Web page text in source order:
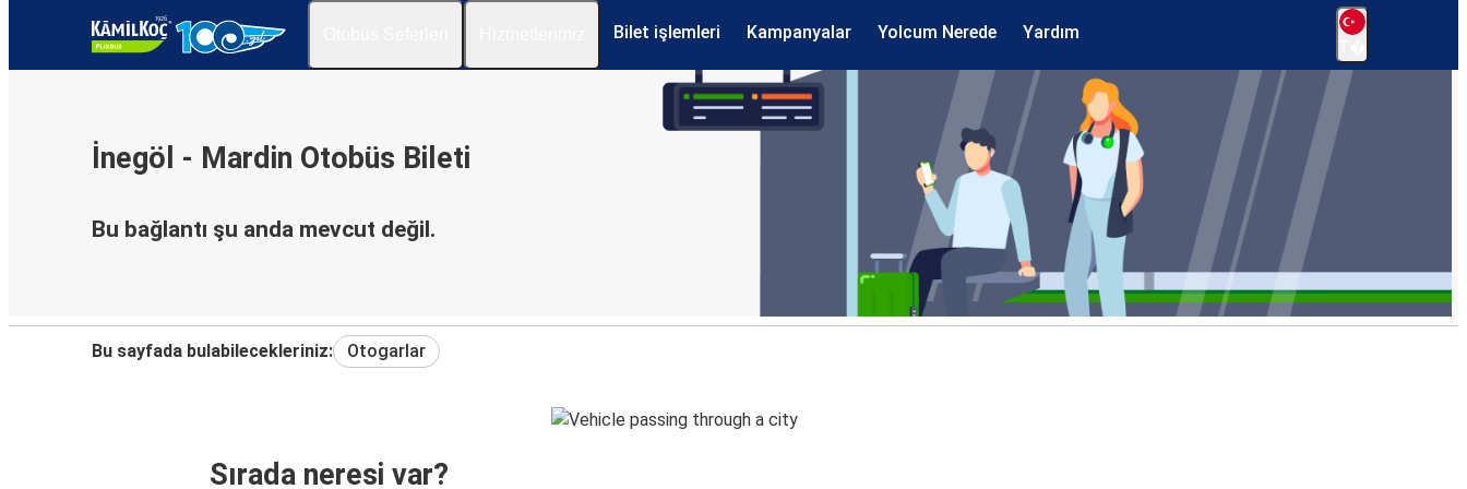
Bilet işlemleri Kampanyalar Yolcum Nerede Yardım
İnegöl - Mardin Otobüs Bileti
Bu bağlantı şu anda mevcut değil.
Bu sayfada bulabilecekleriniz: Otogarlar
Sırada neresi var?